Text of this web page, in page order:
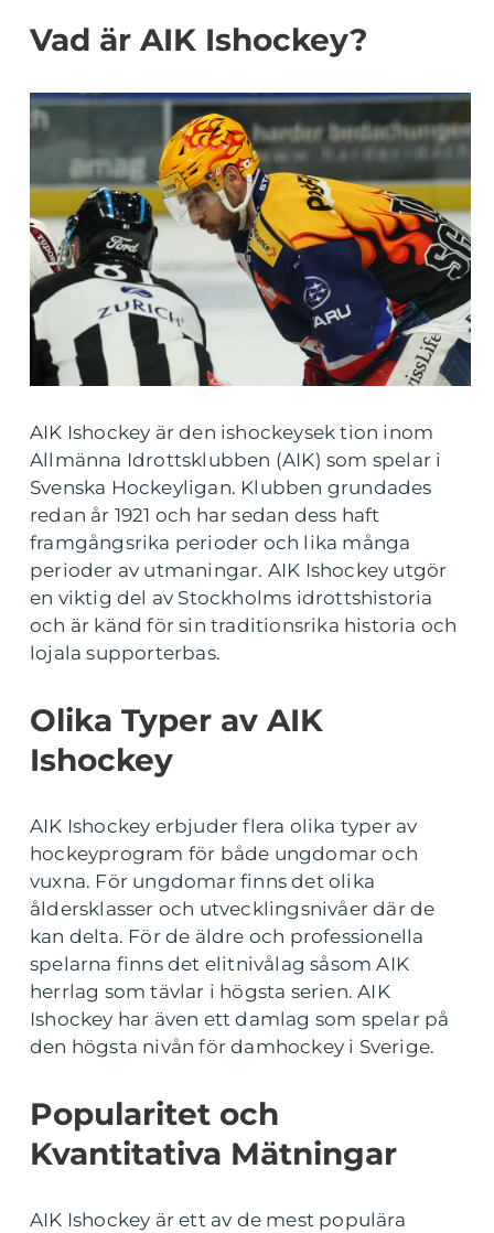
Vad är AIK Ishockey?
AIK Ishockey är den ishockeysek tion inom
Allmänna Idrottsklubben (AIK) som spelar i
Svenska Hockeyligan. Klubben grundades
redan år 1921 och har sedan dess haft
framgångsrika perioder och lika många
perioder av utmaningar. AIK Ishockey utgör
en viktig del av Stockholms idrottshistoria
och är känd för sin traditionsrika historia och
lojala supporterbas.
Olika Typer av AIK
Ishockey
AIK Ishockey erbjuder flera olika typer av
hockeyprogram för både ungdomar och
vuxna. För ungdomar finns det olika
åldersklasser och utvecklingsnivåer där de
kan delta. För de äldre och professionella
spelarna finns det elitnivålag såsom AIK
herrlag som tävlar i högsta serien. AIK
Ishockey har även ett damlag som spelar på
den högsta nivån för damhockey i Sverige.
Popularitet och
Kvantitativa Mätningar
AIK Ishockey är ett av de mest populära